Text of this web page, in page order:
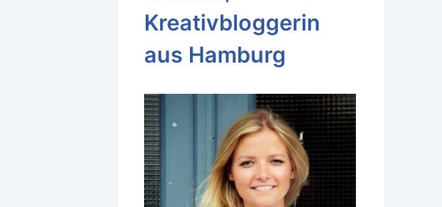
Kreativbloggerin
aus Hamburg